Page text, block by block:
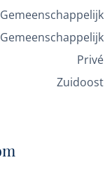
Gemeenschappelijk
Gemeenschappelijk
Privé
Zuidoost